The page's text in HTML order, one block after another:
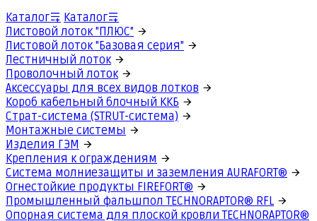
Каталог
Каталог
Листовой лоток "ПЛЮС"
Листовой лоток "Базовая серия"
Лестничный лоток
Проволочный лоток
Аксессуары для всех видов лотков
Короб кабельный блочный ККБ
Страт-система (STRUT-система)
Монтажные системы
Изделия ГЭМ
Крепления к ограждениям
Система молниезащиты и заземления AURAFORT®
Огнестойкие продукты FIREFORT®
Промышленный фальшпол TECHNORAPTOR® RFL
Опорная система для плоской кровли TECHNORAPTOR®